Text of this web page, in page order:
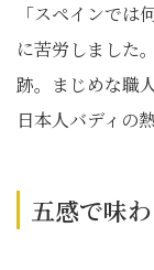
「スペインで
に苦労しました
跡。まじめな職
日本人バディの
五感で味